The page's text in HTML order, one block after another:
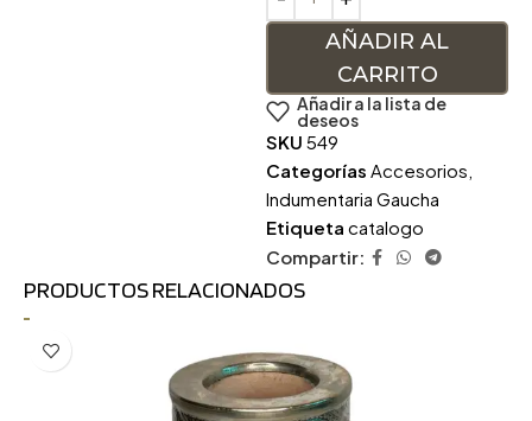
AÑADIR AL
CARRITO
Añadir a la lista de
deseos
SKU 549
Categorías Accesorios,
Indumentaria Gaucha
Etiqueta catalogo
Compartir:
PRODUCTOS RELACIONADOS